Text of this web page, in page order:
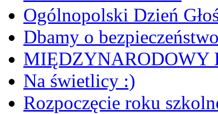
Ogólnopolski Dzień
Dbamy o
MIĘDZYNARODOWY
Na świetlicy :)
Rozpoczęcie roku